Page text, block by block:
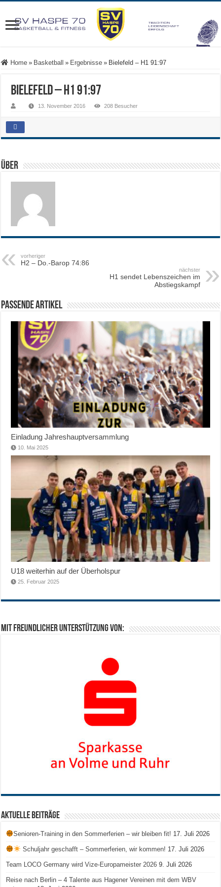
Home » Basketball » Ergebnisse » Bielefeld – H1 91:97
Bielefeld – H1 91:97
13. November 2016 208 Besucher
Über
vorheriger
H2 – Do.-Barop 74:86
nächster
H1 sendet Lebenszeichen im
Abstiegskampf
Passende Artikel
Einladung Jahreshauptversammlung
10. Mai 2025
U18 weiterhin auf der Überholspur
25. Februar 2025
Mit freundlicher Unterstützung von:
Aktuelle Beiträge
Senioren-Training in den Sommerferien – wir bleiben fit! 17. Juli 2026
Schuljahr geschafft – Sommerferien, wir kommen! 17. Juli 2026
Team LOCO Germany wird Vize-Europameister 2026 9. Juli 2026
Reise nach Berlin – 4 Talente aus Hagener Vereinen mit dem WBV